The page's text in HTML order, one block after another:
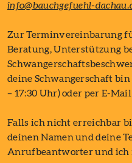
info@bauchgefuehl-
Zur Terminvereinbarung
Beratung, Unterstützung
deine Schwangerschaft bin
– 17:30 Uhr) oder per E-
Falls ich nicht erreichbar
deinen Namen und deine
Anrufbeantworter und ich